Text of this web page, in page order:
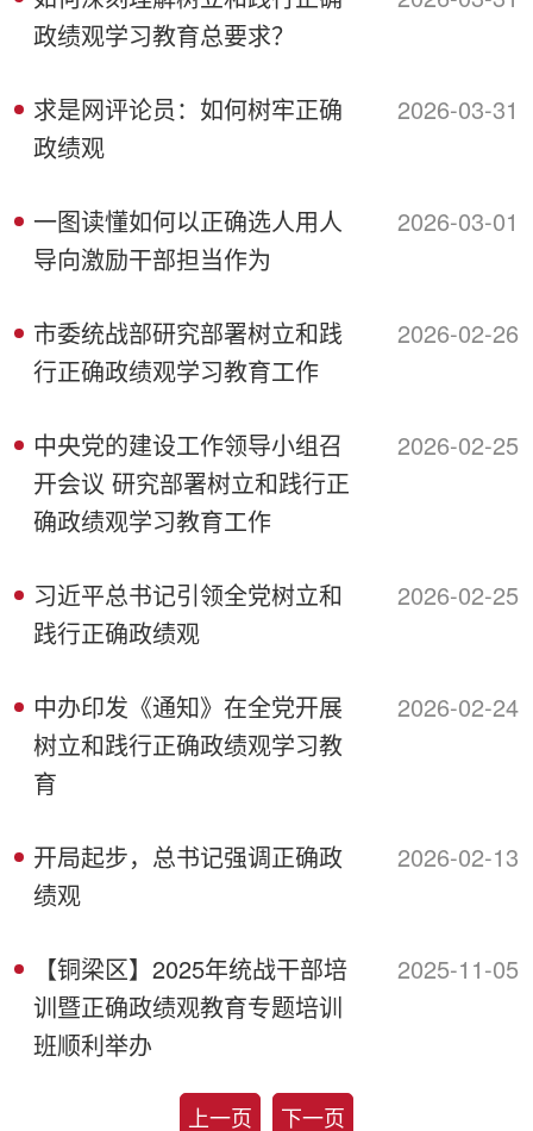
政绩观学习教育总要求？
求是网评论员：如何树牢正确
政绩观
2026-03-31
一图读懂如何以正确选人用人
导向激励干部担当作为
2026-03-01
市委统战部研究部署树立和践
行正确政绩观学习教育工作
2026-02-26
中央党的建设工作领导小组召
开会议 研究部署树立和践行正
确政绩观学习教育工作
2026-02-25
习近平总书记引领全党树立和
践行正确政绩观
2026-02-25
中办印发《通知》在全党开展
树立和践行正确政绩观学习教
育
2026-02-24
开局起步，总书记强调正确政
绩观
2026-02-13
【铜梁区】2025年统战干部培
训暨正确政绩观教育专题培训
班顺利举办
2025-11-05
上一页 下一页